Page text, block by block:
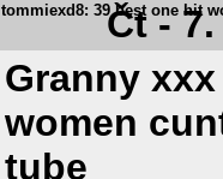
tommiexd8: 39 best one hit
Čt -
Granny
women
tube